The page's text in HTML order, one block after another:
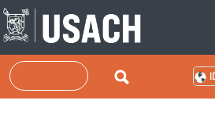
Pasar al contenido principal
Buscar